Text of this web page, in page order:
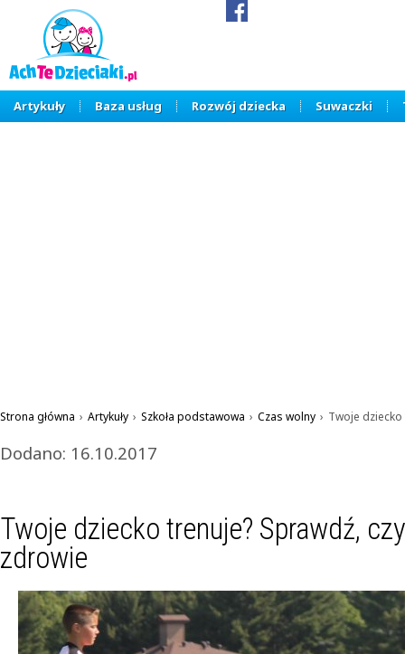
Artykuły Baza usług Rozwój dziecka Suwaczki
Strona główna › Artykuły › Szkoła podstawowa › Czas wolny › Twoje
Dodano: 16.10.2017
Twoje dziecko trenuje? Sprawdź,
zdrowie